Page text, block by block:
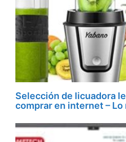
Selección de licuadora
comprar en internet –